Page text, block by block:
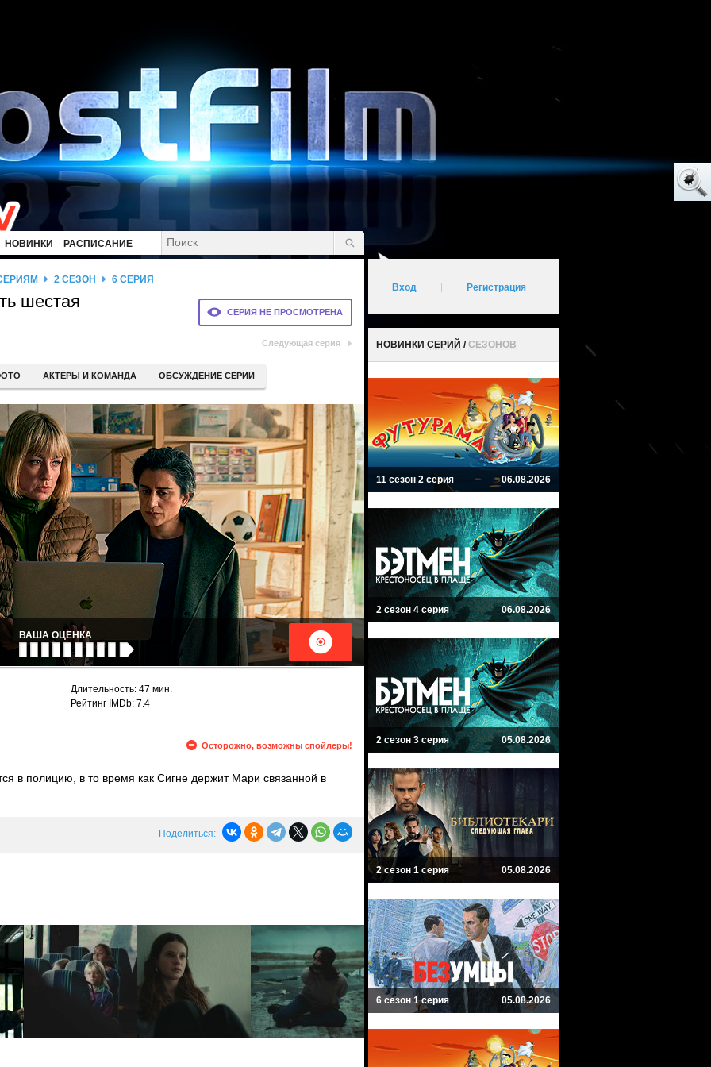
НОВИНКИ РАСПИСАНИЕ
СЕРИЯ НЕ ПРОСМОТРЕНА
2 СЕЗОН 6 СЕРИЯ
шестая
Следующая серия
АКТЕРЫ И КОМАНДА ОБСУЖДЕНИЕ СЕРИИ
ВАША ОЦЕНКА
Длительность: 47 мин.
Рейтинг IMDb: 7.4
Осторожно, возможны спойлеры!
в полицию, в то время как Сигне держит Мари связанной в
Поделиться:
Вход Регистрация
НОВИНКИ СЕРИЙ /СЕЗОНОВ
11 сезон 2 серия 06.08.2026
2 сезон 4 серия 06.08.2026
2 сезон 3 серия 05.08.2026
2 сезон 1 серия 05.08.2026
6 сезон 1 серия 05.08.2026